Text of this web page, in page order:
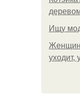
Ищу
уходит,